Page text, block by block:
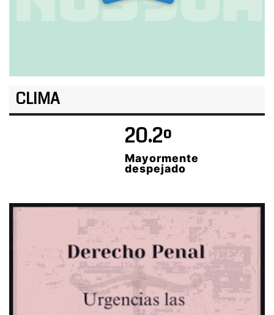
CLIMA
20.2º
Mayormente
despejado